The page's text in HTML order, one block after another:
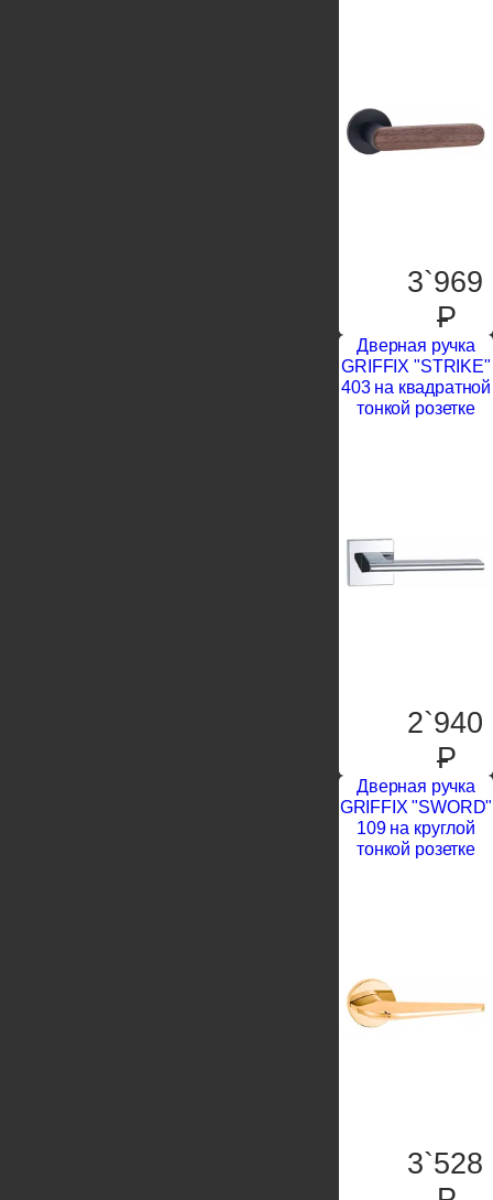
3`969
P
Дверная ручка
GRIFFIX "STRIKE"
403 на квадратной
тонкой розетке
2`940
P
Дверная ручка
GRIFFIX "SWORD"
109 на круглой
тонкой розетке
3`528